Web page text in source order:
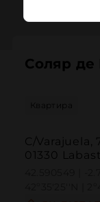
Соляр де
Квартира
C/Varajuela,
01330